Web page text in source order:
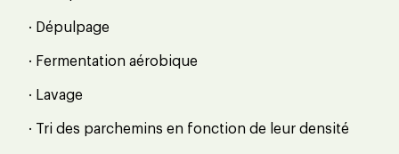
· Dépulpage
· Fermentation aérobique
· Lavage
· Tri des parchemins en fonction de leur densité